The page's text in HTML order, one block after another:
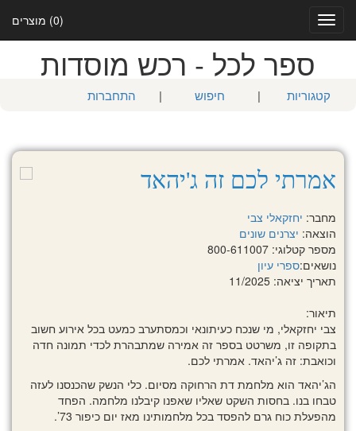
(0) מוצרים
Toggle
navigation
ספר לכל - רכש מוסדות
קטגוריות | חיפוש | התחברות
אמרתי לכם זה ג'יהאד
מחבר: יחזקאלי צבי
הוצאה: יצרנים שונים
מספר קטלוגי: 800-611007
נושאים:ספרי עיון
תאריך יציאה: 11/2025
תיאור:
צבי יחזקאלי, מי שנכח כעיתונאי וכמסתערב כמעט בכל אירוע חשוב
בתקופה זו, משרטט בספר זה אמירה שמתבהרת לכדי תמונה חדה
וכואבת: זה ג’יהאד. אמרתי לכם.
הג’יהאד הוא מלחמת דת הרחוקה מסיום. כלי הנשק שהכנסנו לעזה
טבחו בנו. בחסות השקט שאליו שאפנו קיבלנו מלחמה. הפחד
מהפעלת כוח גרם להפסד בכל מלחמותינו מאז יום כיפור 73’.